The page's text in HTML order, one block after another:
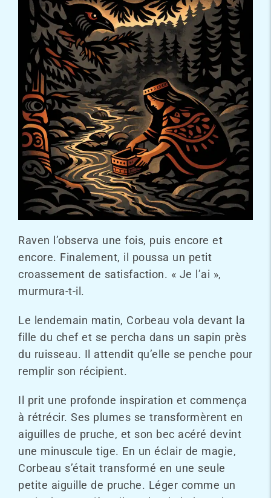
Raven l’observa une fois, puis encore et
encore. Finalement, il poussa un petit
croassement de satisfaction. « Je l’ai »,
murmura-t-il.
Le lendemain matin, Corbeau vola devant la
fille du chef et se percha dans un sapin près
du ruisseau. Il attendit qu’elle se penche pour
remplir son récipient.
Il prit une profonde inspiration et commença
à rétrécir. Ses plumes se transformèrent en
aiguilles de pruche, et son bec acéré devint
une minuscule tige. En un éclair de magie,
Corbeau s’était transformé en une seule
petite aiguille de pruche. Léger comme un